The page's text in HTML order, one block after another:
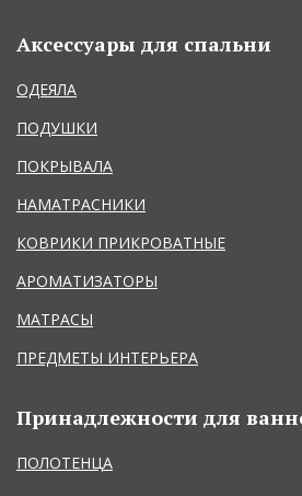
Аксессуары для спальни
ОДЕЯЛА
ПОДУШКИ
ПОКРЫВАЛА
НАМАТРАСНИКИ
КОВРИКИ ПРИКРОВАТНЫЕ
АРОМАТИЗАТОРЫ
МАТРАСЫ
ПРЕДМЕТЫ ИНТЕРЬЕРА
Принадлежности для
ПОЛОТЕНЦА